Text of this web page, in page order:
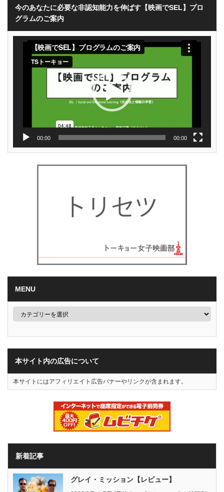
今のあなたに必要な非認知能力を伸ばす【映画でSEL】プロ
グラムのご案内
00:00 00:00
MENU
本サイト内の広告について
本サイトにはアフィリエイト広告バナーやリンクが含まれます。
新着記事
グレイ・ミッション【レビュー】